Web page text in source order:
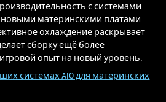
с системами
новыми материнскими платами
охлаждение раскрывает
сборку ещё более
опыт на новый уровень.
системах AIO для материнских
AIO и материнские платы
дополняют друг друга,
производительность.
открывают новые
и подчёркивают
вид системы. Поднимите
новый уровень, сочетая